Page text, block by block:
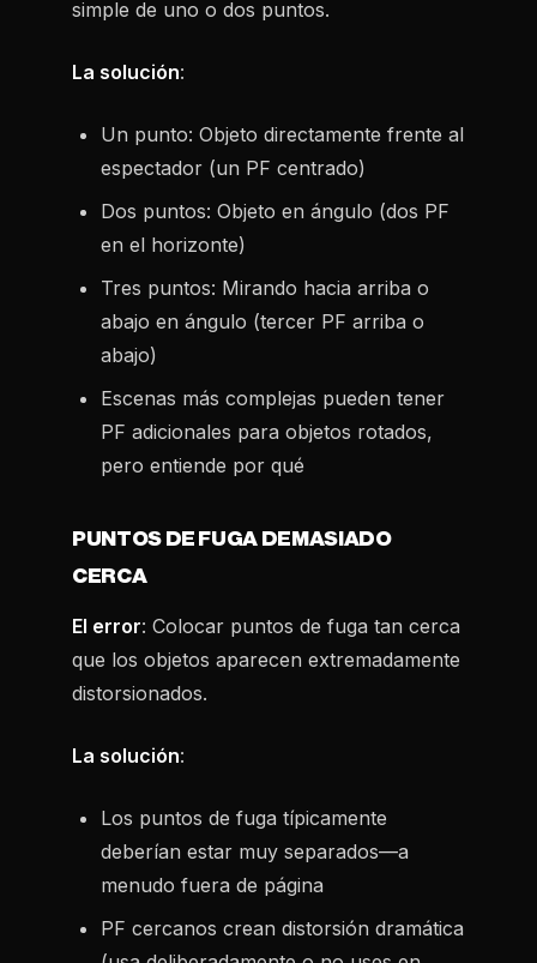
simple de uno o dos puntos.
La solución:
Un punto: Objeto directamente frente al
espectador (un PF centrado)
Dos puntos: Objeto en ángulo (dos PF
en el horizonte)
Tres puntos: Mirando hacia arriba o
abajo en ángulo (tercer PF arriba o
abajo)
Escenas más complejas pueden tener
PF adicionales para objetos rotados,
pero entiende por qué
PUNTOS DE FUGA DEMASIADO
CERCA
El error: Colocar puntos de fuga tan cerca
que los objetos aparecen extremadamente
distorsionados.
La solución:
Los puntos de fuga típicamente
deberían estar muy separados—a
menudo fuera de página
PF cercanos crean distorsión dramática